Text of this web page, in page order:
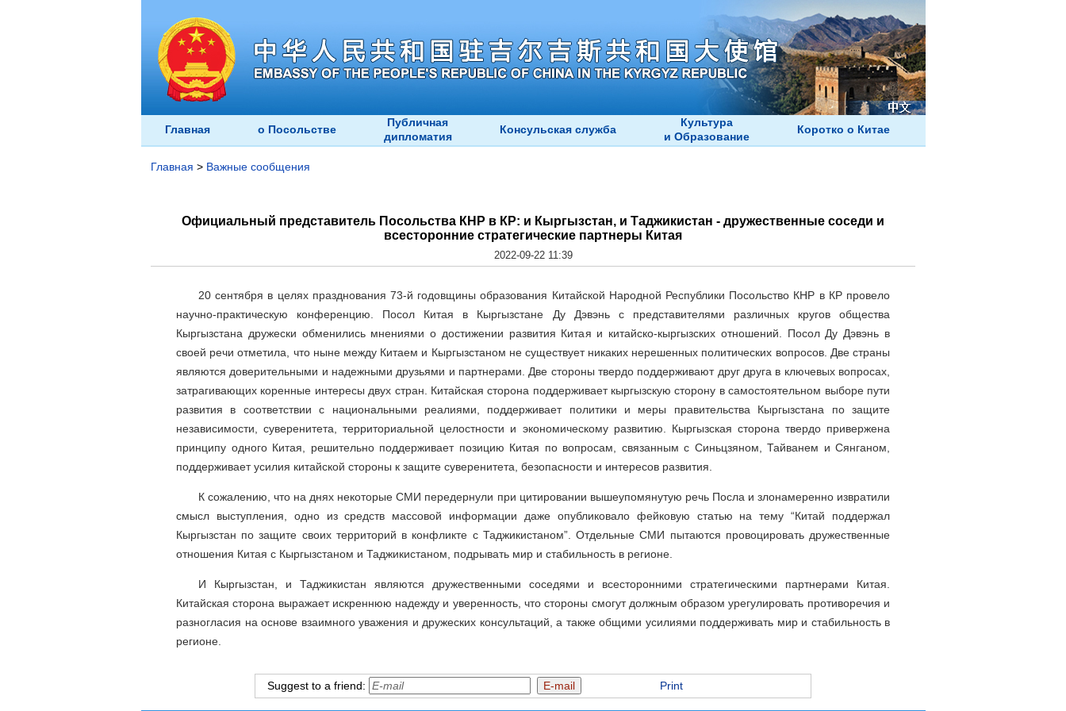
Главная о Посольстве
Публичная
дипломатия
Консульская служба
Культура
и Образование
Коротко о Китае
Главная > Важные сообщения
Официальный представитель Посольства КНР в КР: и Кыргызстан, и Таджикистан - дружественные соседи и
всесторонние стратегические партнеры Китая
2022-09-22 11:39
20 сентября в целях празднования 73-й годовщины образования Китайской Народной Республики Посольство КНР в КР провело
научно-практическую конференцию. Посол Китая в Кыргызстане Ду Дэвэнь с представителями различных кругов общества
Кыргызстана дружески обменились мнениями о достижении развития Китая и китайско-кыргызских отношений. Посол Ду Дэвэнь в
своей речи отметила, что ныне между Китаем и Кыргызстаном не существует никаких нерешенных политических вопросов. Две страны
являются доверительными и надежными друзьями и партнерами. Две стороны твердо поддерживают друг друга в ключевых вопросах,
затрагивающих коренные интересы двух стран. Китайская сторона поддерживает кыргызскую сторону в самостоятельном выборе пути
развития в соответствии с национальными реалиями, поддерживает политики и меры правительства Кыргызстана по защите
независимости, суверенитета, территориальной целостности и экономическому развитию. Кыргызская сторона твердо привержена
принципу одного Китая, решительно поддерживает позицию Китая по вопросам, связанным с Синьцзяном, Тайванем и Сянганом,
поддерживает усилия китайской стороны к защите суверенитета, безопасности и интересов развития.
К сожалению, что на днях некоторые СМИ передернули при цитировании вышеупомянутую речь Посла и злонамеренно извратили
смысл выступления, одно из средств массовой информации даже опубликовало фейковую статью на тему “Китай поддержал
Кыргызстан по защите своих территорий в конфликте с Таджикистаном”. Отдельные СМИ пытаются провоцировать дружественные
отношения Китая с Кыргызстаном и Таджикистаном, подрывать мир и стабильность в регионе.
И Кыргызстан, и Таджикистан являются дружественными соседями и всесторонними стратегическими партнерами Китая.
Китайская сторона выражает искреннюю надежду и уверенность, что стороны смогут должным образом урегулировать противоречия и
разногласия на основе взаимного уважения и дружеских консультаций, а также общими усилиями поддерживать мир и стабильность в
регионе.
Suggest to a friend: Print